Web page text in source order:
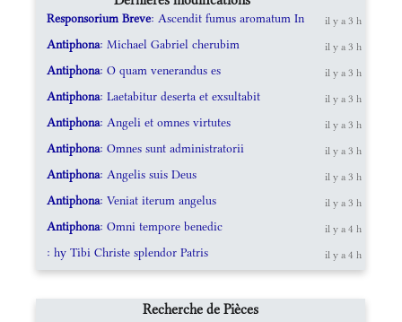
Responsorium Breve: Ascendit fumus aromatum In il y a 3 h
Antiphona: Michael Gabriel cherubim il y a 3 h
Antiphona: O quam venerandus es il y a 3 h
Antiphona: Laetabitur deserta et exsultabit il y a 3 h
Antiphona: Angeli et omnes virtutes il y a 3 h
Antiphona: Omnes sunt administratorii il y a 3 h
Antiphona: Angelis suis Deus il y a 3 h
Antiphona: Veniat iterum angelus il y a 3 h
Antiphona: Omni tempore benedic il y a 4 h
: hy Tibi Christe splendor Patris il y a 4 h
Recherche de Pièces